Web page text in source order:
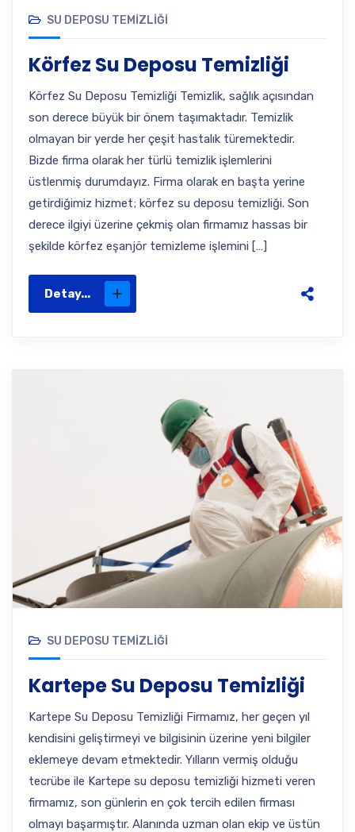
SU DEPOSU TEMIZLIĞI
Körfez Su Deposu Temizliği
Körfez Su Deposu Temizliği Temizlik, sağlık açısından
son derece büyük bir önem taşımaktadır. Temizlik
olmayan bir yerde her çeşit hastalık türemektedir.
Bizde firma olarak her türlü temizlik işlemlerini
üstlenmiş durumdayız. Firma olarak en başta yerine
getirdiğimiz hizmet; körfez su deposu temizliği. Son
derece ilgiyi üzerine çekmiş olan firmamız hassas bir
şekilde körfez eşanjör temizleme işlemini […]
Detay...
SU DEPOSU TEMIZLIĞI
Kartepe Su Deposu Temizliği
Kartepe Su Deposu Temizliği Firmamız, her geçen yıl
kendisini geliştirmeyi ve bilgisinin üzerine yeni bilgiler
eklemeye devam etmektedir. Yılların vermiş olduğu
tecrübe ile Kartepe su deposu temizliği hizmeti veren
firmamız, son günlerin en çok tercih edilen firması
olmayı başarmıştır. Alanında uzman olan ekip ve üstün